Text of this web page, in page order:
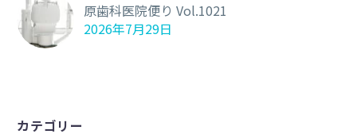
原歯科医院便り Vol.1021
2026年7月29日
カテゴリー